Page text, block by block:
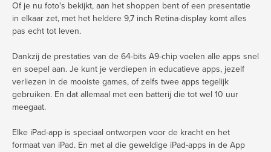
Of je nu foto's bekijkt, aan het shoppen bent of een presentatie
in elkaar zet, met het heldere 9,7 inch Retina-display komt alles
pas echt tot leven.
Dankzij de prestaties van de 64-bits A9-chip voelen alle apps snel
en soepel aan. Je kunt je verdiepen in educatieve apps, jezelf
verliezen in de mooiste games, of zelfs twee apps tegelijk
gebruiken. En dat allemaal met een batterij die tot wel 10 uur
meegaat.
Elke iPad-app is speciaal ontworpen voor de kracht en het
formaat van iPad. En met al die geweldige iPad-apps in de App